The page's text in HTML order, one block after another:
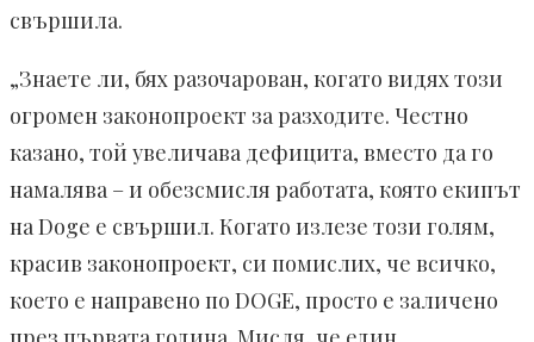
свършила.
„Знаете ли, бях разочарован, когато видях този
огромен законопроект за разходите. Честно
казано, той увеличава дефицита, вместо да го
намалява – и обезсмисля работата, която екипът
на Doge е свършил. Когато излезе този голям,
красив законопроект, си помислих, че всичко,
което е направено по DOGE, просто е заличено